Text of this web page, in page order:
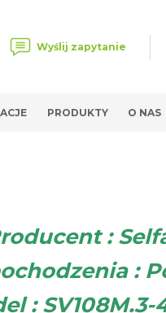
Wyślij zapytanie
PRODUKTY O NAS
:
:
: SV108M.3-